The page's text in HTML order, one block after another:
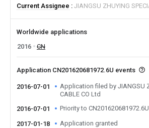
Current Assignee
JIANGSU ZHUYING
Worldwide applications
2016
CN
Application CN201620681972.6U events
2016-07-01
Application filed by JIANGSU
CABLE CO Ltd
2016-07-01
Priority to CN201620681972.6U
2017-01-18 Application granted